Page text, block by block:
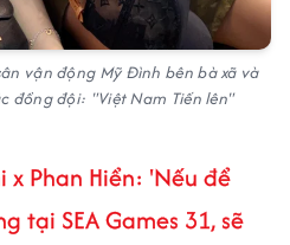
vận động Mỹ Đình bên bà xã và
đồng đội: "Việt Nam Tiến lên"
x Phan Hiển: 'Nếu để
tại SEA Games 31, sẽ